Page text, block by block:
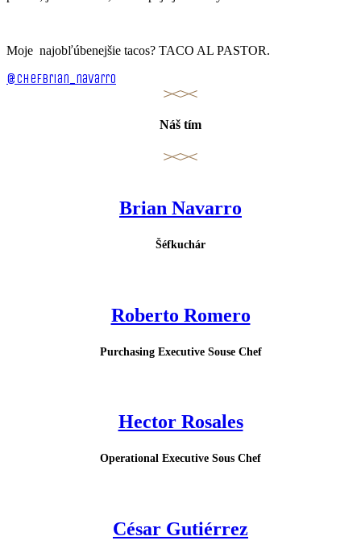
Moje najobľúbenejšie tacos? TACO AL PASTOR.
@chefbrian_navarro
Náš tím
Brian Navarro
Šéfkuchár
Roberto Romero
Purchasing Executive Souse Chef
Hector Rosales
Operational Executive Sous Chef
César Gutiérrez